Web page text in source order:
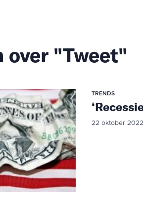
over "Tweet"
TRENDS
22 oktober 2022